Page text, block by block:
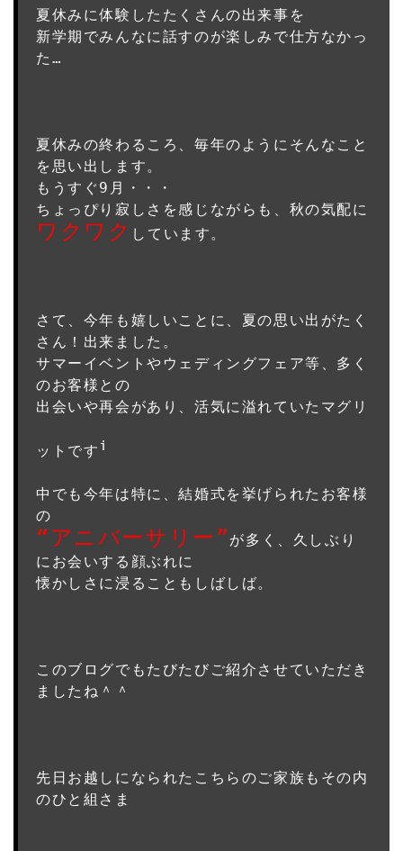
夏休みに体験したたくさんの出来事を
新学期でみんなに話すのが楽しみで仕方なかっ
た…
夏休みの終わるころ、毎年のようにそんなこと
を思い出します。
もうすぐ9月・・・
ちょっぴり寂しさを感じながらも、秋の気配に
ワクワク しています。
さて、今年も嬉しいことに、夏の思い出がたく
さん！出来ました。
サマーイベントやウェディングフェア等、多く
のお客様との
出会いや再会があり、活気に溢れていたマグリ
ットです
中でも今年は特に、結婚式を挙げられたお客様
の
“アニバーサリー” が多く、久しぶり
にお会いする顔ぶれに
懐かしさに浸ることもしばしば。
このブログでもたびたびご紹介させていただき
ましたね＾＾
先日お越しになられたこちらのご家族もその内
のひと組さま